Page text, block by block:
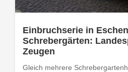
Einbruchserie in
Schrebergärten:
Zeugen
Gleich mehrere